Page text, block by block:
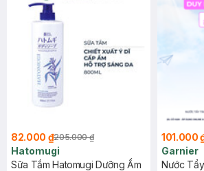
82.000 ₫205.000 ₫
Hatomugi
Sữa Tắm Hatomugi Dưỡng Ẩm
101.000
Garnier
Nước